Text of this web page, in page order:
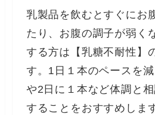
乳製品を飲むとすぐにお
たり、お腹の調子が弱く
する方は【乳糖不耐性】
す。1日１本のペースを
や2日に１本など体調と
することをおすすめしま